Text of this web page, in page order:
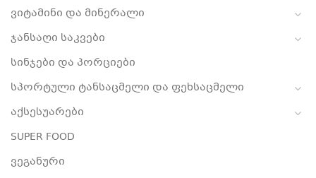
ვიტამინი და მინერალი
ჯანსაღი საკვები
სინჯები და პორციები
სპორტული ტანსაცმელი და ფეხსაცმელი
აქსესუარები
SUPER FOOD
ვეგანური